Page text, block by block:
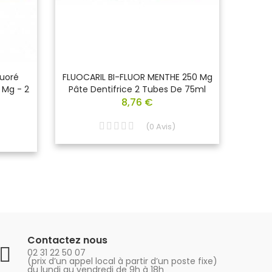
- 2
FLUOCARIL BI-FLUOR MENTHE 250 Mg
Pâte Dentifrice 2 Tubes De 75ml
8,76 €
(0 Avis)
Contactez nous
02 31 22 50 07
(prix d’un appel local à partir d’un poste fixe)